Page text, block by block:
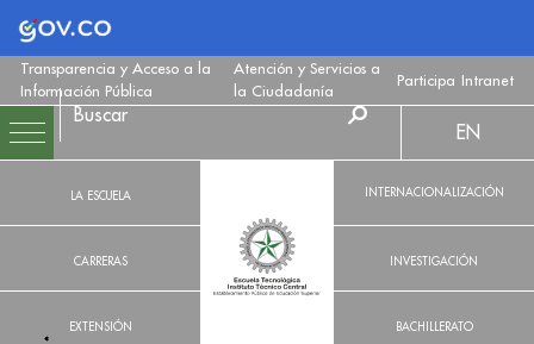
Logo Gobierno de Colombia
Transparencia y Acceso a la
Información Pública
Atención y Servicios a
la Ciudadanía
Participa Intranet
LA ESCUELA
CARRERAS
EXTENSIÓN
EN
INTERNACIONALIZACIÓN
INVESTIGACIÓN
BACHILLERATO